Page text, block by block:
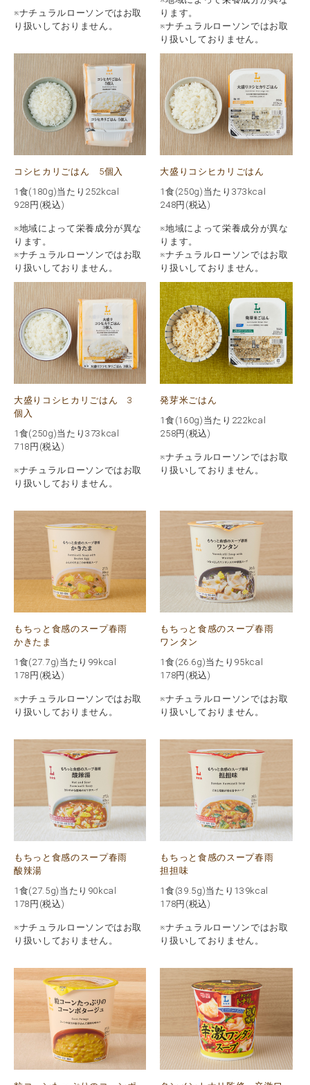
※ナチュラルローソンではお取
り扱いしておりません。
ります。
※ナチュラルローソンではお取
り扱いしておりません。
コシヒカリごはん 5個入
1食(180g)当たり252kcal
928 円(税込)
※地域によって栄養成分が異な
ります。
※ナチュラルローソンではお取
り扱いしておりません。
大盛りコシヒカリごはん
1食(250g)当たり373kcal
248円(税込)
※地域によって栄養成分が異な
ります。
※ナチュラルローソンではお取
り扱いしておりません。
大盛りコシヒカリごはん 3
個入
1食(250g)当たり373kcal
718 円(税込)
※ナチュラルローソンではお取
り扱いしておりません。
発芽米ごはん
1食(160g)当たり222kcal
258円(税込)
※ナチュラルローソンではお取
り扱いしておりません。
もちっと食感のスープ春雨
かきたま
1食(27.7g)当たり99kcal
178 円(税込)
※ナチュラルローソンではお取
り扱いしておりません。
もちっと食感のスープ春雨
ワンタン
1食(26.6g)当たり95kcal
178円(税込)
※ナチュラルローソンではお取
り扱いしておりません。
もちっと食感のスープ春雨
酸辣湯
1食(27.5g)当たり90kcal
178 円(税込)
※ナチュラルローソンではお取
り扱いしておりません。
もちっと食感のスープ春雨
担担味
1食(39.5g)当たり139kcal
178円(税込)
※ナチュラルローソンではお取
り扱いしておりません。